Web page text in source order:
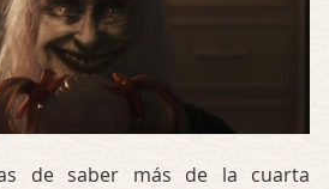
de saber más de la cuarta